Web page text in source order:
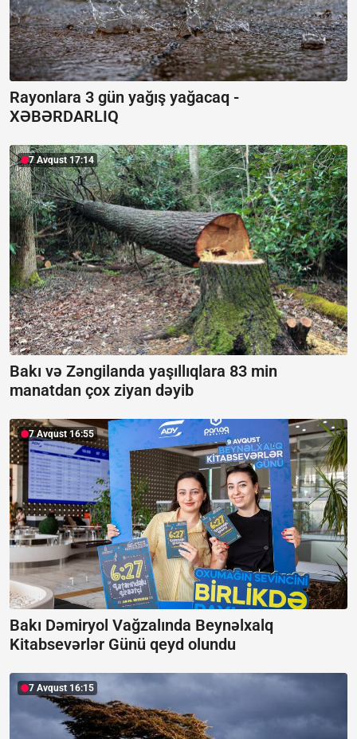
Rayonlara 3 gün yağış yağacaq -
XƏBƏRDARLIQ
7 Avqust 17:14
Bakı və Zəngilanda yaşıllıqlara 83 min
manatdan çox ziyan dəyib
7 Avqust 16:55
Bakı Dəmiryol Vağzalında Beynəlxalq
Kitabsevərlər Günü qeyd olundu
7 Avqust 16:15